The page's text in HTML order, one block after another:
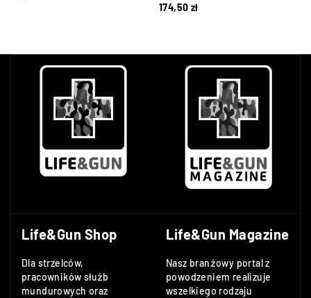
174,50 zł
Life&Gun Shop
Dla strzelców,
pracowników służb
mundurowych oraz
Life&Gun Magazine
Nasz branżowy portal z
powodzeniem realizuje
wszelkiego rodzaju